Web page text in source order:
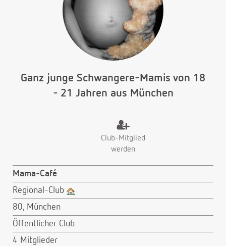
Ganz junge Schwangere-Mamis von 18
- 21 Jahren aus München
Club-Mitglied
werden
Mama-Café
Regional-Club
80, München
Öffentlicher Club
4 Mitglieder